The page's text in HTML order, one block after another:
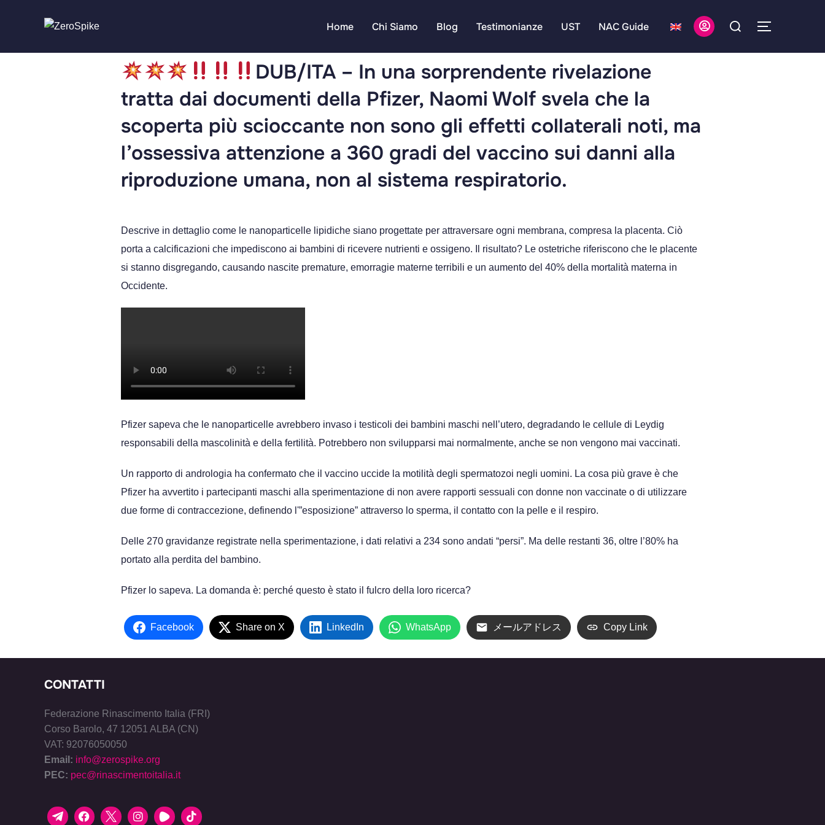
Home Chi Siamo Blog Testimonianze UST NAC Guide
DUB/ITA – In una sorprendente rivelazione
tratta dai documenti della Pfizer, Naomi Wolf svela che la
scoperta più scioccante non sono gli effetti collaterali noti, ma
l’ossessiva attenzione a 360 gradi del vaccino sui danni alla
riproduzione umana, non al sistema respiratorio.
Descrive in dettaglio come le nanoparticelle lipidiche siano progettate per attraversare ogni membrana, compresa la placenta. Ciò
porta a calcificazioni che impediscono ai bambini di ricevere nutrienti e ossigeno. Il risultato? Le ostetriche riferiscono che le placente
si stanno disgregando, causando nascite premature, emorragie materne terribili e un aumento del 40% della mortalità materna in
Occidente.
Pfizer sapeva che le nanoparticelle avrebbero invaso i testicoli dei bambini maschi nell’utero, degradando le cellule di Leydig
responsabili della mascolinità e della fertilità. Potrebbero non svilupparsi mai normalmente, anche se non vengono mai vaccinati.
Un rapporto di andrologia ha confermato che il vaccino uccide la motilità degli spermatozoi negli uomini. La cosa più grave è che
Pfizer ha avvertito i partecipanti maschi alla sperimentazione di non avere rapporti sessuali con donne non vaccinate o di utilizzare
due forme di contraccezione, definendo l'”esposizione” attraverso lo sperma, il contatto con la pelle e il respiro.
Delle 270 gravidanze registrate nella sperimentazione, i dati relativi a 234 sono andati “persi”. Ma delle restanti 36, oltre l’80% ha
portato alla perdita del bambino.
Pfizer lo sapeva. La domanda è: perché questo è stato il fulcro della loro ricerca?
Facebook Share on X LinkedIn WhatsApp メールアドレス Copy Link
CONTATTI
Federazione Rinascimento Italia (FRI)
Corso Barolo, 47 12051 ALBA (CN)
VAT: 92076050050
Email: info@zerospike.org
PEC: pec@rinascimentoitalia.it